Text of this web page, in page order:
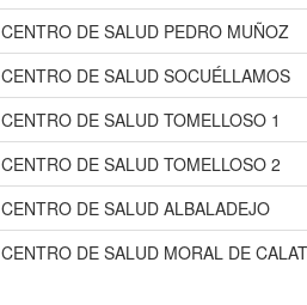
CENTRO DE SALUD PEDRO MUÑOZ
CENTRO DE SALUD SOCUÉLLAMOS
CENTRO DE SALUD TOMELLOSO 1
CENTRO DE SALUD TOMELLOSO 2
CENTRO DE SALUD ALBALADEJO
CENTRO DE SALUD MORAL DE